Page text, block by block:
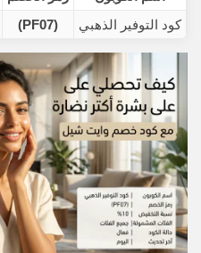
كود التوفير الذهبي
(PF07)